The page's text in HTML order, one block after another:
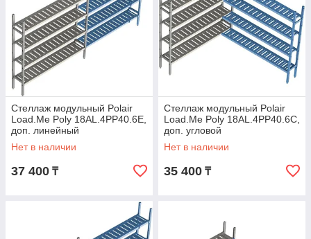
Стеллаж модульный Polair
Load.Me Poly 18AL.4PP40.6Е,
доп. линейный
Нет в наличии
37 400 ₸
Стеллаж модульный Polair
Load.Me Poly 18AL.4PP40.6C,
доп. угловой
Нет в наличии
35 400 ₸